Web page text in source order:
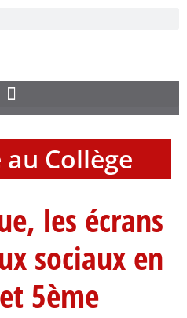
Collège
les écrans
sociaux en
5ème